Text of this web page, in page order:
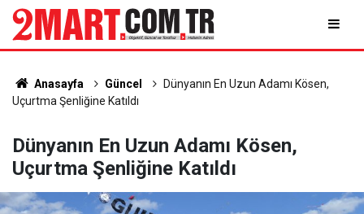
Anasayfa Güncel
Dünyanın En Uzun Adamı Kösen,
Uçurtma Şenliğine Katıldı
Dünyanın En Uzun Adamı Kösen,
Uçurtma Şenliğine Katıldı